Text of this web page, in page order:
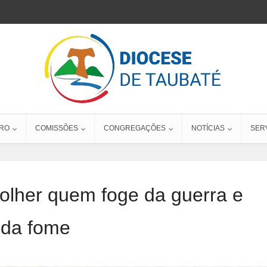
COMISSÕES CONGREGAÇÕES NOTÍCIAS
quem foge da guerra e
da fome